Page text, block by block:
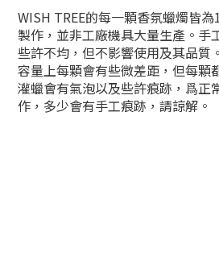
WISH TREE的每一顆香氛蠟燭皆
製作，並非工廠機具大量生產。手
些許不均，但不影響使用及其品質。
容量上每顆會有些微差距，但每顆
灌蠟會有氣泡以及些許痕跡，爲正
作，多少會有手工痕跡，請諒解。